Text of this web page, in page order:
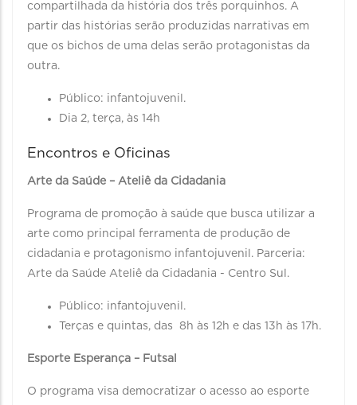
compartilhada da história dos três porquinhos. A
partir das histórias serão produzidas narrativas em
que os bichos de uma delas serão protagonistas da
outra.
Público: infantojuvenil.
Dia 2, terça, às 14h
Encontros e Oficinas
Arte da Saúde – Ateliê da Cidadania
Programa de promoção à saúde que busca utilizar a
arte como principal ferramenta de produção de
cidadania e protagonismo infantojuvenil. Parceria:
Arte da Saúde Ateliê da Cidadania - Centro Sul.
Público: infantojuvenil.
Terças e quintas, das 8h às 12h e das 13h às 17h.
Esporte Esperança – Futsal
O programa visa democratizar o acesso ao esporte